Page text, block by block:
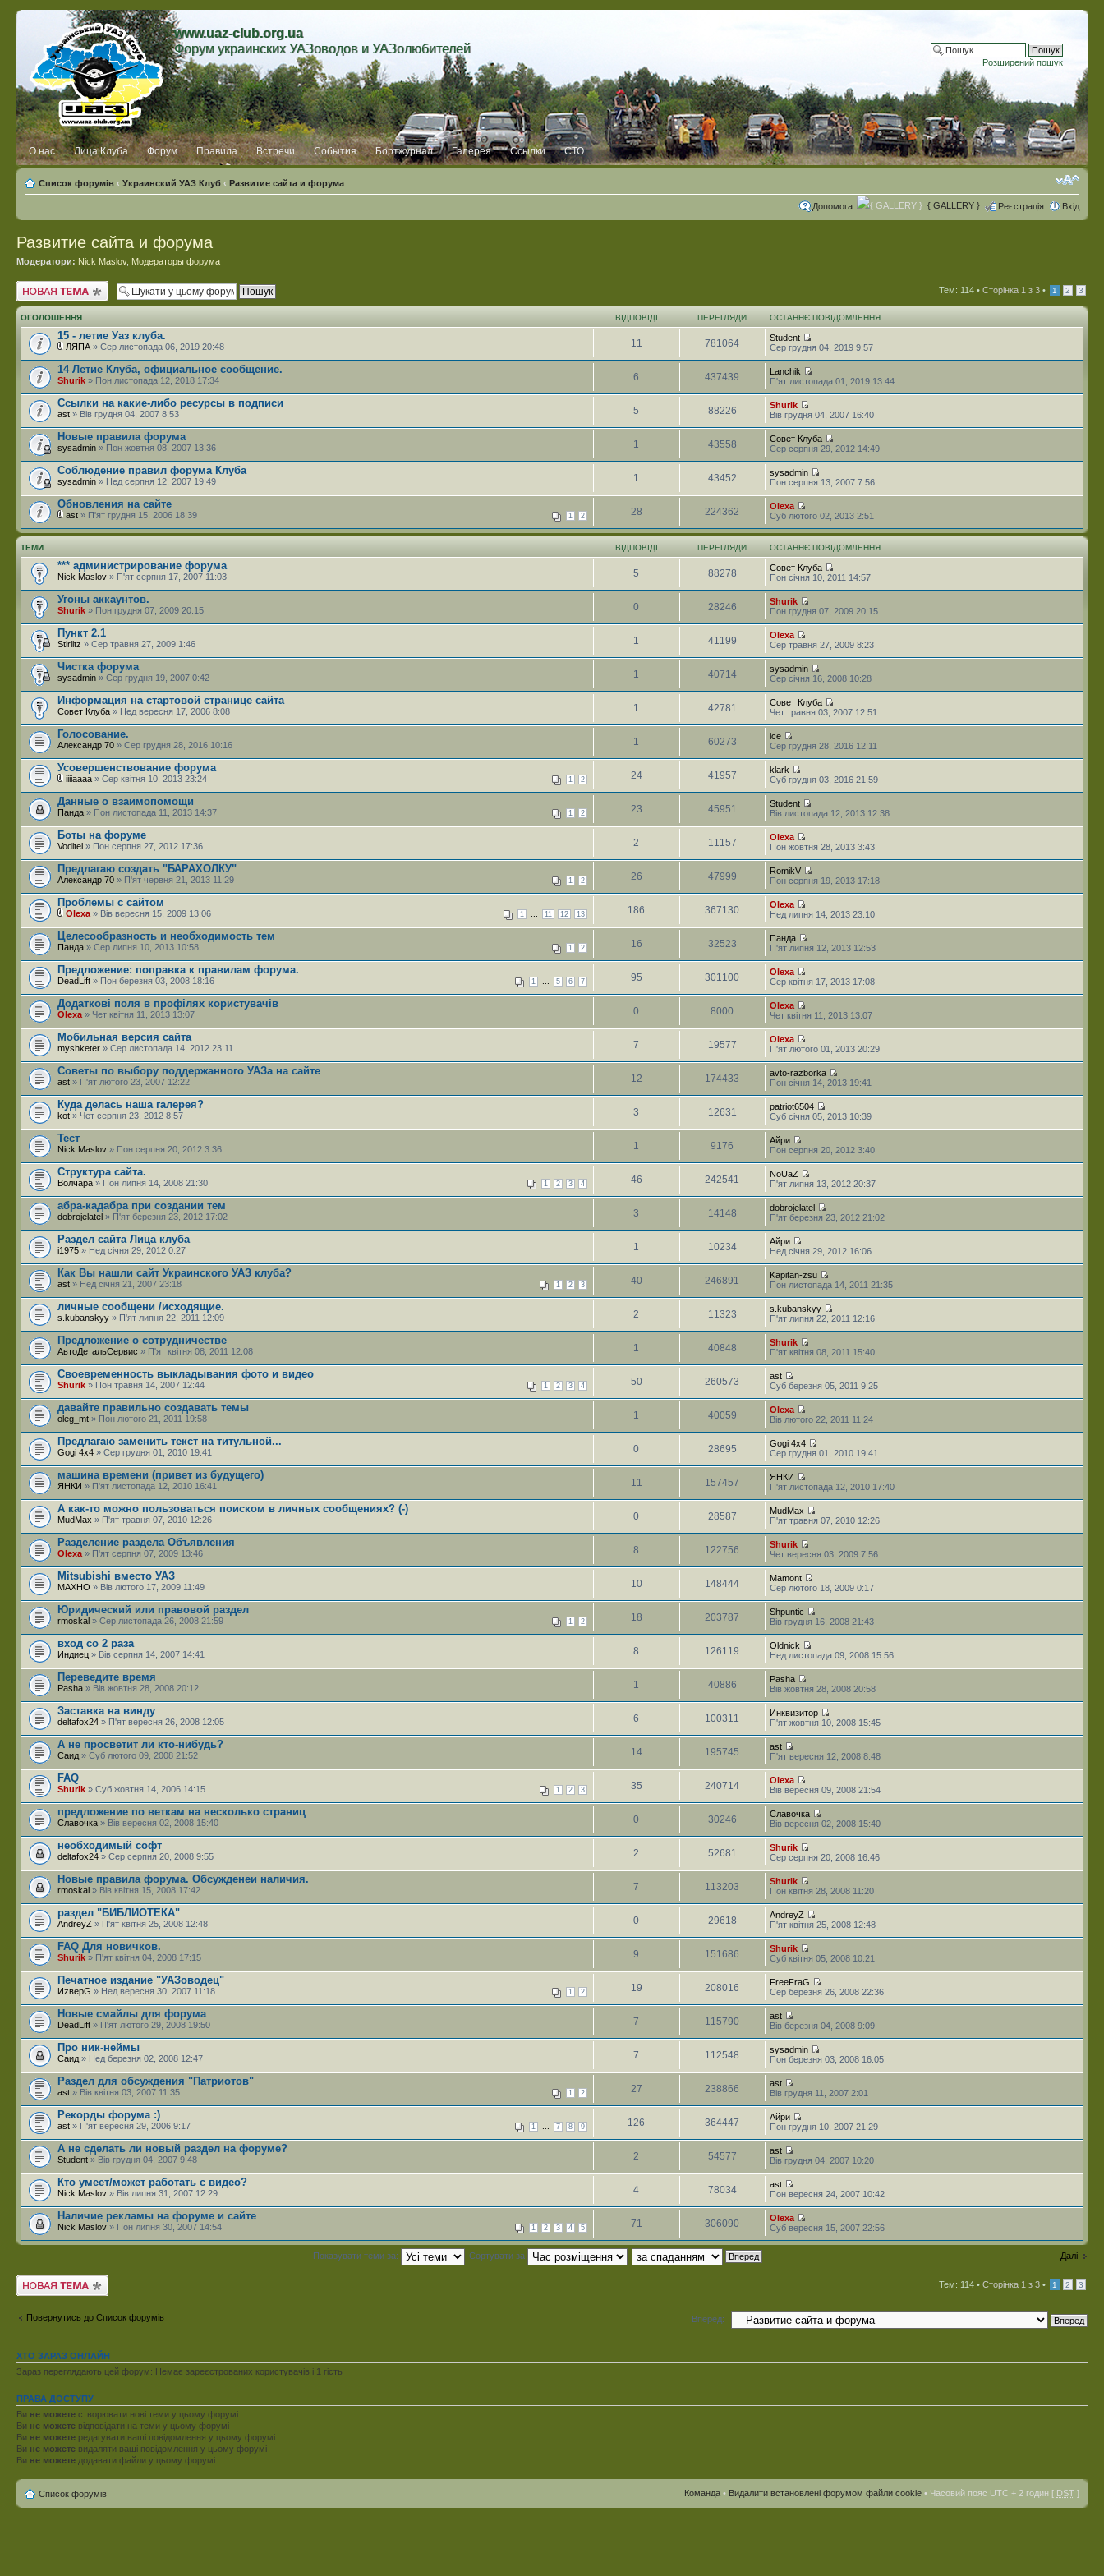
www.uaz-club.org.ua
Форум украинских УАЗоводов и УАЗолюбителей
Розширений пошук
О нас Лица Клуба Форум Правила Встречи События Бортжурнал Галерея Ссылки СТО
Список форумів ‹ Украинский УАЗ Клуб ‹ Развитие сайта и форума
Допомога { GALLERY } Реєстрація Вхід
Развитие сайта и форума
Модератори: Nick Maslov, Модераторы форума
Створити нову тему Тем: 114 • Сторінка 1 з 3 • 1 2 3
ОГОЛОШЕННЯ ВІДПОВІДІ ПЕРЕГЛЯДИ ОСТАННЄ ПОВІДОМЛЕННЯ
15 - летие Уаз клуба.
ЛЯПА » Сер листопада 06, 2019 20:48 11 781064
Student
Сер грудня 04, 2019 9:57
14 Летие Клуба, официальное сообщение.
Shurik » Пон листопада 12, 2018 17:34 6 437439
Lanchik
П'ят листопада 01, 2019 13:44
Ссылки на какие-либо ресурсы в подписи
ast » Вів грудня 04, 2007 8:53 5 88226
Shurik
Вів грудня 04, 2007 16:40
Новые правила форума
sysadmin » Пон жовтня 08, 2007 13:36 1 43558
Совет Клуба
Сер серпня 29, 2012 14:49
Соблюдение правил форума Клуба
sysadmin » Нед серпня 12, 2007 19:49 1 43452
sysadmin
Пон серпня 13, 2007 7:56
Обновления на сайте
1 2
ast » П'ят грудня 15, 2006 18:39 28 224362
Olexa
Суб лютого 02, 2013 2:51
ТЕМИ ВІДПОВІДІ ПЕРЕГЛЯДИ ОСТАННЄ ПОВІДОМЛЕННЯ
*** администрирование форума
Nick Maslov » П'ят серпня 17, 2007 11:03 5 88278
Совет Клуба
Пон січня 10, 2011 14:57
Угоны аккаунтов.
Shurik » Пон грудня 07, 2009 20:15 0 28246
Shurik
Пон грудня 07, 2009 20:15
Пункт 2.1
Stirlitz » Сер травня 27, 2009 1:46 1 41199
Olexa
Сер травня 27, 2009 8:23
Чистка форума
sysadmin » Сер грудня 19, 2007 0:42 1 40714
sysadmin
Сер січня 16, 2008 10:28
Информация на стартовой странице сайта
Совет Клуба » Нед вересня 17, 2006 8:08 1 42781
Совет Клуба
Чет травня 03, 2007 12:51
Голосование.
Александр 70 » Сер грудня 28, 2016 10:16 1 60273
ice
Сер грудня 28, 2016 12:11
Усовершенствование форума
1 2
iiiiaaaa » Сер квітня 10, 2013 23:24 24 41957
klark
Суб грудня 03, 2016 21:59
Данные о взаимопомощи
1 2
Панда » Пон листопада 11, 2013 14:37 23 45951
Student
Вів листопада 12, 2013 12:38
Боты на форуме
Voditel » Пон серпня 27, 2012 17:36 2 11157
Olexa
Пон жовтня 28, 2013 3:43
Предлагаю создать "БАРАХОЛКУ"
1 2
Александр 70 » П'ят червня 21, 2013 11:29 26 47999
RomikV
Пон серпня 19, 2013 17:18
Проблемы с сайтом
1 11 12 13
Olexa » Вів вересня 15, 2009 13:06 186 367130
Olexa
Нед липня 14, 2013 23:10
Целесообразность и необходимость тем
1 2
Панда » Сер липня 10, 2013 10:58 16 32523
Панда
П'ят липня 12, 2013 12:53
Предложение: поправка к правилам форума.
1 5 6 7
DeadLift » Пон березня 03, 2008 18:16 95 301100
Olexa
Сер квітня 17, 2013 17:08
Додаткові поля в профілях користувачів
Olexa » Чет квітня 11, 2013 13:07 0 8000
Olexa
Чет квітня 11, 2013 13:07
Мобильная версия сайта
myshketer » Сер листопада 14, 2012 23:11 7 19577
Olexa
П'ят лютого 01, 2013 20:29
Советы по выбору поддержанного УАЗа на сайте
ast » П'ят лютого 23, 2007 12:22 12 174433
avto-razborka
Пон січня 14, 2013 19:41
Куда делась наша галерея?
kot » Чет серпня 23, 2012 8:57 3 12631
patriot6504
Суб січня 05, 2013 10:39
Тест
Nick Maslov » Пон серпня 20, 2012 3:36 1 9176
Айри
Пон серпня 20, 2012 3:40
Структура сайта.
1 2 3 4
Волчара » Пон липня 14, 2008 21:30 46 242541
NoUaZ
П'ят липня 13, 2012 20:37
абра-кадабра при создании тем
dobrojelatel » П'ят березня 23, 2012 17:02 3 14148
dobrojelatel
П'ят березня 23, 2012 21:02
Раздел сайта Лица клуба
i1975 » Нед січня 29, 2012 0:27 1 10234
Айри
Нед січня 29, 2012 16:06
Как Вы нашли сайт Украинского УАЗ клуба?
1 2 3
ast » Нед січня 21, 2007 23:18 40 246891
Kapitan-zsu
Пон листопада 14, 2011 21:35
личные сообщени /исходящие.
s.kubanskyy » П'ят липня 22, 2011 12:09 2 11323
s.kubanskyy
П'ят липня 22, 2011 12:16
Предложение о сотрудничестве
АвтоДетальСервис » П'ят квітня 08, 2011 12:08 1 40848
Shurik
П'ят квітня 08, 2011 15:40
Своевременность выкладывания фото и видео
1 2 3 4
Shurik » Пон травня 14, 2007 12:44 50 260573
ast
Суб березня 05, 2011 9:25
давайте правильно создавать темы
oleg_mt » Пон лютого 21, 2011 19:58 1 40059
Olexa
Вів лютого 22, 2011 11:24
Предлагаю заменить текст на титульной...
Gogi 4x4 » Сер грудня 01, 2010 19:41 0 28695
Gogi 4x4
Сер грудня 01, 2010 19:41
машина времени (привет из будущего)
ЯНКИ » П'ят листопада 12, 2010 16:41 11 157457
ЯНКИ
П'ят листопада 12, 2010 17:40
А как-то можно пользоваться поиском в личных сообщениях? (-)
MudMax » П'ят травня 07, 2010 12:26 0 28587
MudMax
П'ят травня 07, 2010 12:26
Разделение раздела Объявления
Olexa » П'ят серпня 07, 2009 13:46 8 122756
Shurik
Чет вересня 03, 2009 7:56
Mitsubishi вместо УАЗ
МАХНО » Вів лютого 17, 2009 11:49 10 148444
Mamont
Сер лютого 18, 2009 0:17
Юридический или правовой раздел
1 2
rmoskal » Сер листопада 26, 2008 21:59 18 203787
Shpuntic
Вів грудня 16, 2008 21:43
вход со 2 раза
Индиец » Вів серпня 14, 2007 14:41 8 126119
Oldnick
Нед листопада 09, 2008 15:56
Переведите время
Pasha » Вів жовтня 28, 2008 20:12 1 40886
Pasha
Вів жовтня 28, 2008 20:58
Заставка на винду
deltafox24 » П'ят вересня 26, 2008 12:05 6 100311
Инквизитор
П'ят жовтня 10, 2008 15:45
А не просветит ли кто-нибудь?
Саид » Суб лютого 09, 2008 21:52 14 195745
ast
П'ят вересня 12, 2008 8:48
FAQ
1 2 3
Shurik » Суб жовтня 14, 2006 14:15 35 240714
Olexa
Вів вересня 09, 2008 21:54
предложение по веткам на несколько страниц
Славочка » Вів вересня 02, 2008 15:40 0 30246
Славочка
Вів вересня 02, 2008 15:40
необходимый софт
deltafox24 » Сер серпня 20, 2008 9:55 2 52681
Shurik
Сер серпня 20, 2008 16:46
Новые правила форума. Обсужденеи наличия.
rmoskal » Вів квітня 15, 2008 17:42 7 113203
Shurik
Пон квітня 28, 2008 11:20
раздел "БИБЛИОТЕКА"
AndreyZ » П'ят квітня 25, 2008 12:48 0 29618
AndreyZ
П'ят квітня 25, 2008 12:48
FAQ Для новичков.
Shurik » П'ят квітня 04, 2008 17:15 9 151686
Shurik
Суб квітня 05, 2008 10:21
Печатное издание "УАЗоводец"
1 2
ИzверG » Нед вересня 30, 2007 11:18 19 208016
FreeFraG
Сер березня 26, 2008 22:36
Новые смайлы для форума
DeadLift » П'ят лютого 29, 2008 19:50 7 115790
ast
Вів березня 04, 2008 9:09
Про ник-неймы
Саид » Нед березня 02, 2008 12:47 7 112548
sysadmin
Пон березня 03, 2008 16:05
Раздел для обсуждения "Патриотов"
1 2
ast » Вів квітня 03, 2007 11:35 27 238866
ast
Вів грудня 11, 2007 2:01
Рекорды форума :)
1 7 8 9
ast » П'ят вересня 29, 2006 9:17 126 364447
Айри
Пон грудня 10, 2007 21:29
А не сделать ли новый раздел на форуме?
Student » Вів грудня 04, 2007 9:48 2 54577
ast
Вів грудня 04, 2007 10:20
Кто умеет/может работать с видео?
Nick Maslov » Вів липня 31, 2007 12:29 4 78034
ast
Пон вересня 24, 2007 10:42
Наличие рекламы на форуме и сайте
1 2 3 4 5
Nick Maslov » Пон липня 30, 2007 14:54 71 306090
Olexa
Суб вересня 15, 2007 22:56
Далі
Показувати теми за: Сортувати за
Створити нову тему Тем: 114 • Сторінка 1 з 3 • 1 2 3
Повернутись до Список форумів Вперед:
ХТО ЗАРАЗ ОНЛАЙН
Зараз переглядають цей форум: Немає зареєстрованих користувачів і 1 гість
ПРАВА ДОСТУПУ
Ви не можете створювати нові теми у цьому форумі
Ви не можете відповідати на теми у цьому форумі
Ви не можете редагувати ваші повідомлення у цьому форумі
Ви не можете видаляти ваші повідомлення у цьому форумі
Ви не можете додавати файли у цьому форумі
Список форумів Команда • Видалити встановлені форумом файли cookie • Часовий пояс UTC + 2 годин [ DST ]